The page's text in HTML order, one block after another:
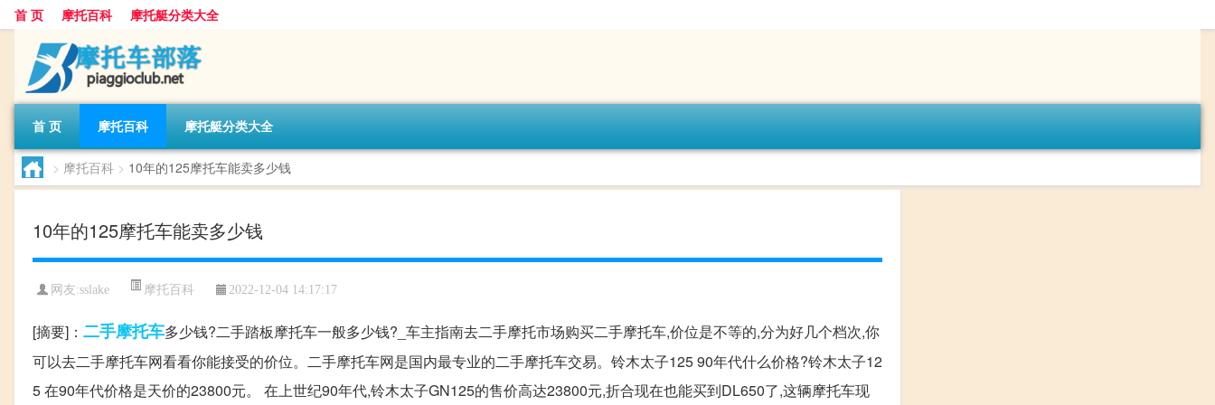
首 页 摩托百科 摩托艇分类大全
首 页 摩托百科 摩托艇分类大全
> 摩托百科 > 10年的125摩托车能卖多少钱
10年的125摩托车能卖多少钱
网友:sslake 摩托百科 2022-12-04 14:17:17
[摘要]： 二手摩托车多少钱?二手踏板摩托车一般多少钱?_车主指南去二手摩托市场购买二手摩托车,价位是不等的,分为好几个档次,你
可以去二手摩托车网看看你能接受的价位。二手摩托车网是国内最专业的二手摩托车交易。铃木太子125 90年代什么价格?铃木太子12
5 在90年代价格是天价的23800元。 在上世纪90年代,铃木太子GN125的售价高达23800元,折合现在也能买到DL650了,这辆摩托车现